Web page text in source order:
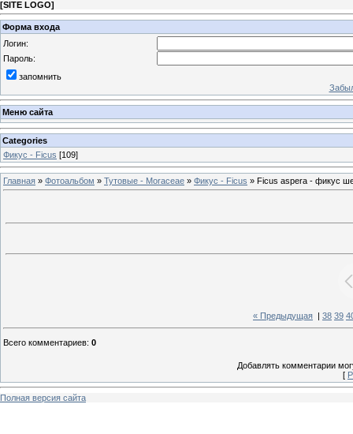
[SITE LOGO]
Форма входа
Логин:
Пароль:
запомнить
Меню сайта
Categories
Фикус - Ficus [109]
Главная » Фотоальбом » Тутовые - Moraceae » Фикус - Ficus » Ficus aspera - фикус
« Предыдущая 38 39
Всего комментариев: 0
Добавлять комментарии
[
Полная версия сайта